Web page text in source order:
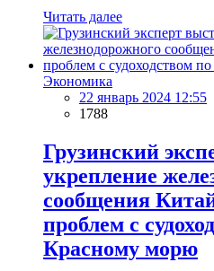
Читать далее
Экономика
22 январь 2024 12:55
1788
Грузинский
укрепление
сообщения
проблем с
Красному морю